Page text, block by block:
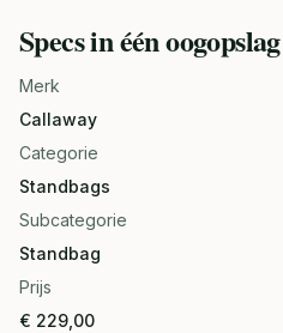
Specs in één oogopslag
Merk
Callaway
Categorie
Standbags
Subcategorie
Standbag
Prijs
€ 229,00